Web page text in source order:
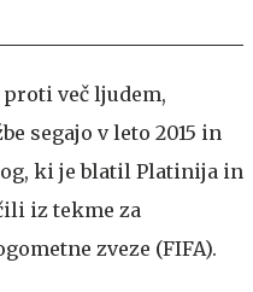
več ljudem,
segajo v leto 2015 in
ki je blatil Platinija in
iz tekme za
zveze (FIFA).